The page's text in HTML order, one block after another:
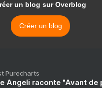
un blog sur Overblog
Créer un blog
Purecharts
Angeli raconte "Avant de